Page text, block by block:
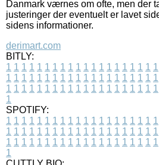
Danmark værnes om ofte, men der
justeringer der eventuelt er lavet
sidens informationer.
derimart.com
BITLY:
1 1 1 1 1 1 1 1 1 1 1 1 1 1 1 1 1 1 1 1
1 1 1 1 1 1 1 1 1 1 1 1 1 1 1 1 1 1 1 1
1 1 1 1 1 1 1 1 1 1 1 1 1 1 1 1 1 1 1 1
1
SPOTIFY:
1 1 1 1 1 1 1 1 1 1 1 1 1 1 1 1 1 1 1 1
1 1 1 1 1 1 1 1 1 1 1 1 1 1 1 1 1 1 1 1
1 1 1 1 1 1 1 1 1 1 1 1 1 1 1 1 1 1 1 1
1